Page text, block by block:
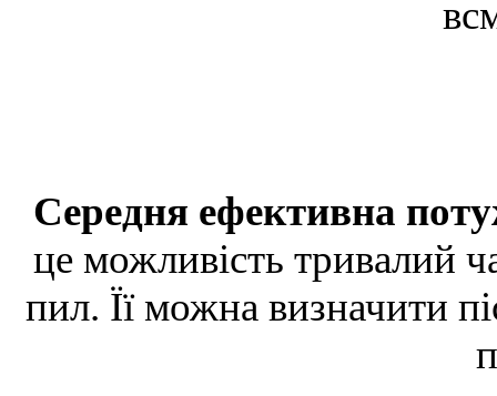
Середня ефективна
це можливість тривалий
пил. Її можна визначити